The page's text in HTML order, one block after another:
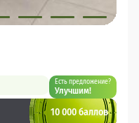
Есть предложение?
Улучшим!
10 000 баллов